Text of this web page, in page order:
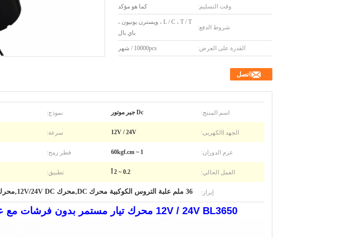
وقت التسليم: كما هو مؤكد
شروط الدفع:
L / C ، T / T ، ويسترن يونيون ،
باي بال
القدرة على العرض: 10000pcs / شهر
اتصل
اسم المنتج: Dc جير موتور نموذج:
الجهد االكهربى: 12V / 24V سرعة:
عزم الدوران: 1 ~ 60kgf.cm قطر رمح:
العمل الحالي: 0.2 ~ 2 أ تطبيق:
إبراز: 36 ملم علبة التروس الكوكبية محرك DC,محرك 12V/24V DC,محرك 12V/24V BL3650 DC
12V / 24V BL3650 محرك تيار مستمر بدون فرشات مع علبة تروس كوكبية 36 مم لقفل باب أوتوماتيكي